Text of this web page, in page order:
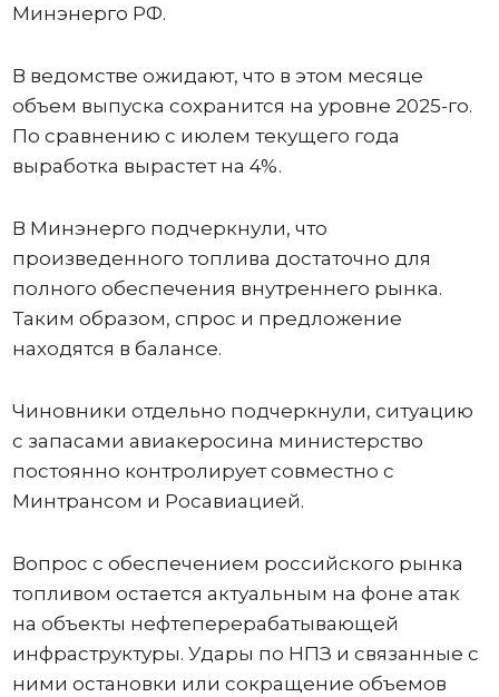
Минэнерго РФ.
В ведомстве ожидают, что в этом месяце
объем выпуска сохранится на уровне 2025-го.
По сравнению с июлем текущего года
выработка вырастет на 4%.
В Минэнерго подчеркнули, что
произведенного топлива достаточно для
полного обеспечения внутреннего рынка.
Таким образом, спрос и предложение
находятся в балансе.
Чиновники отдельно подчеркнули, ситуацию
с запасами авиакеросина министерство
постоянно контролирует совместно с
Минтрансом и Росавиацией.
Вопрос с обеспечением российского рынка
топливом остается актуальным на фоне атак
на объекты нефтеперерабатывающей
инфраструктуры. Удары по НПЗ и связанные с
ними остановки или сокращение объемов